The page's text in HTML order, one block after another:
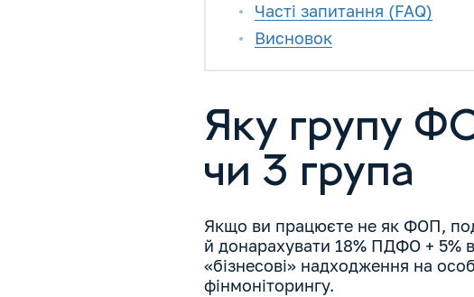
Часті запитання (FAQ)
Висновок
Яку групу
чи 3 група
Якщо ви працюєте не як ФОП,
й донарахувати 18% ПДФО + 5%
«бізнесові» надходження на
фінмоніторингу.